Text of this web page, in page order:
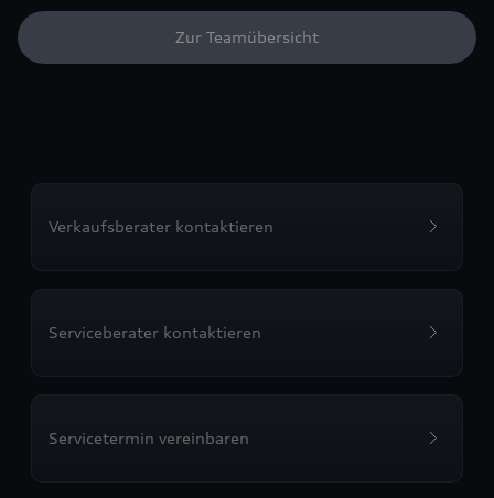
Zur Teamübersicht
Verkaufsberater kontaktieren
Serviceberater kontaktieren
Servicetermin vereinbaren